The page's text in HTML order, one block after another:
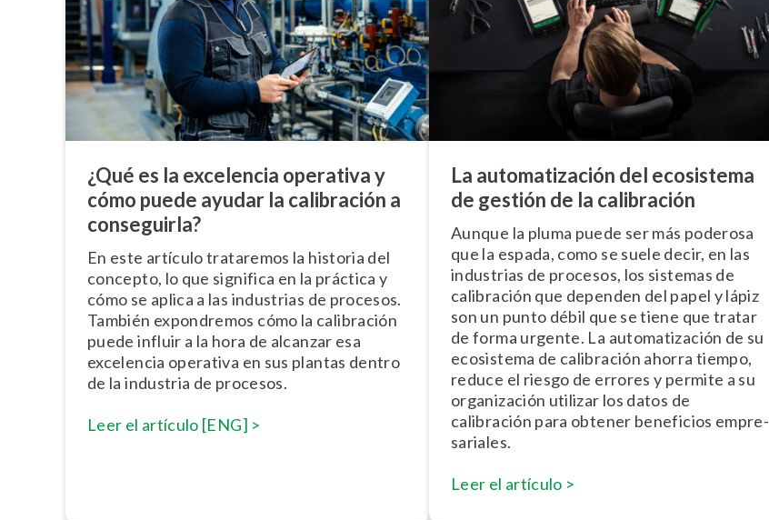
¿Qué es la excelencia operativa y
cómo puede ayudar la calibración a
conseguirla?
En este artículo trataremos la historia del
concepto, lo que significa en la práctica y
cómo se aplica a las industrias de procesos.
También expondremos cómo la calibración
puede influir a la hora de alcanzar esa
excelencia operativa en sus plantas dentro
de la industria de procesos.
Leer el artículo [ENG] >
La au­to­ma­ti­za­ción del ecosistema
de gestión de la calibración
Aunque la pluma puede ser más poderosa
que la espada, como se suele decir, en las
industrias de procesos, los sistemas de
calibración que dependen del papel y lápiz
son un punto débil que se tiene que tratar
de forma urgente. La au­to­ma­ti­za­ción de su
ecosistema de calibración ahorra tiempo,
reduce el riesgo de errores y permite a su
or­ga­ni­za­ción utilizar los datos de
calibración para obtener beneficios em­pre­
sa­ria­les.
Leer el artículo >